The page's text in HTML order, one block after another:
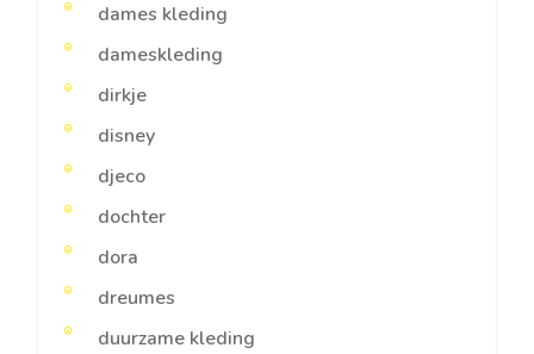
dames kleding
dameskleding
dirkje
disney
djeco
dochter
dora
dreumes
duurzame kleding